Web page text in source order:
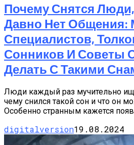
Почему Снятся
Давно Нет Общения:
Специалистов,
Сонников И Советы
Делать С Такими
Люди каждый раз мучительно
чему снился такой сон и что он
Особенно странным кажется
digitalversion19.08.2024